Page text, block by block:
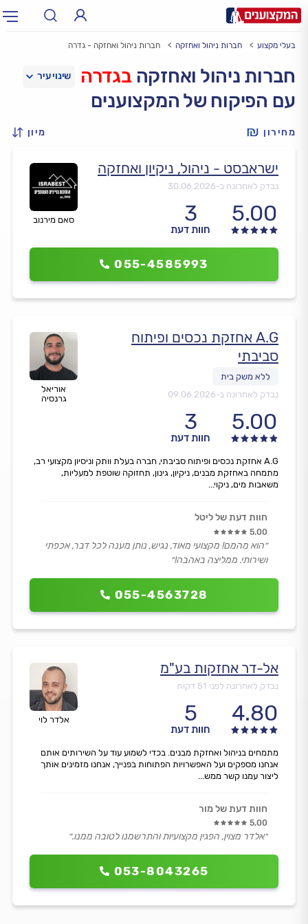
עירעיר: תל אביב, חיפה…
בעלי מקצוע חברות ניהול ואחזקה חברות ניהול ואחזקה - גדרה
חברות ניהול ואחזקה בגדרה
עם הפיקוח של המקצוענים
מחירון מיון
סאם מירנוב
ישראבסט - ניהול, ניקיון ואחזקה
נבדק לאחרונה ב-30.06.2026
5.00
3
חוות דעת
055-4585993
אוריאל
גרנסיה
A.G אחזקת נכסים ופיתוח
סביבתי
נבדק לאחרונה ב-09.06.2026
5.00
3
חוות דעת
055-4563728
A.G אחזקת נכסים ופיתוח סביבתי, חברה בעלת וותק וניסיון מקצועי רב,
מתמחה באחזקת מבנים, ניקיון, גינון, תחזוקה שוטפת למעליות,
משאבות מים, ניקוי...
חוות דעת של ליטל
5.00
״הוא מהמם! מקצועי מאוד, נגיש, נותן מענה לכל דבר, אכפתי
ושירותי. ממליצה באהבה!״
אלדר לוי
אל-דר אחזקות בע"מ
נבדק לאחרונה לפני 51 דקות
4.80
5
חוות דעת
053-8043265
מתמחים בניהול ואחזקת מבנים. בכדי לשמוע עוד על השירותים אותם
אנחנו מספקים ועל האפשרויות הפתוחות בפנייך, אנחנו מזמינים אותך
ליצור עמנו קשר ממש...
חוות דעת של מור
5.00
״אלדר מצוין, הפגין מקצועיות והתרשמנו לטובה ממנו.״